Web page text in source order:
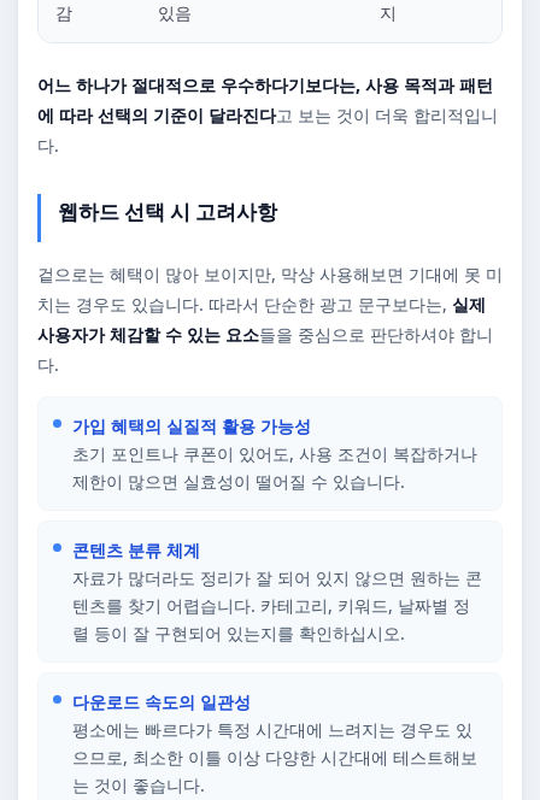
감
있음
지
어느 하나가 절대적으로 우수하다기보다는, 사용 목적과 패턴
에 따라 선택의 기준이 달라진다고 보는 것이 더욱 합리적입니
다.
웹하드 선택 시 고려사항
겉으로는 혜택이 많아 보이지만, 막상 사용해보면 기대에 못 미
치는 경우도 있습니다. 따라서 단순한 광고 문구보다는, 실제
사용자가 체감할 수 있는 요소들을 중심으로 판단하셔야 합니
다.
가입 혜택의 실질적 활용 가능성
초기 포인트나 쿠폰이 있어도, 사용 조건이 복잡하거나
제한이 많으면 실효성이 떨어질 수 있습니다.
콘텐츠 분류 체계
자료가 많더라도 정리가 잘 되어 있지 않으면 원하는 콘
텐츠를 찾기 어렵습니다. 카테고리, 키워드, 날짜별 정
렬 등이 잘 구현되어 있는지를 확인하십시오.
다운로드 속도의 일관성
평소에는 빠르다가 특정 시간대에 느려지는 경우도 있
으므로, 최소한 이틀 이상 다양한 시간대에 테스트해보
는 것이 좋습니다.